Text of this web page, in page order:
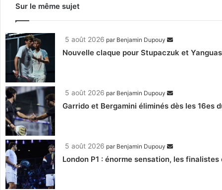
Sur le même sujet
5 août 2026 par Benjamin Dupouy
Nouvelle claque pour Stupaczuk et
5 août 2026 par Benjamin Dupouy
Garrido et Bergamini éliminés dès les 16es
5 août 2026 par Benjamin Dupouy
London P1 : énorme sensation, les